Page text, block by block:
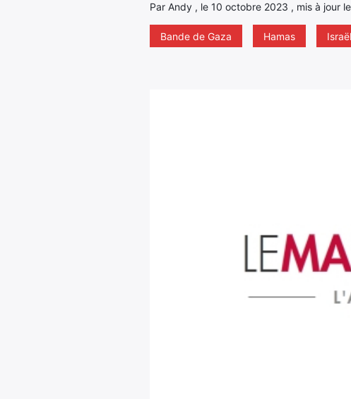
Par Andy , le 10 octobre 2023 , mis à jour
Bande de Gaza Hamas Israël